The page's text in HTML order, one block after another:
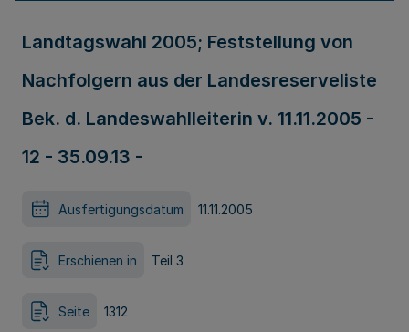
Landtagswahl 2005; Feststellung von
Nachfolgern aus der Landesreserveliste
Bek. d. Landeswahlleiterin v. 11.11.2005 -
12 - 35.09.13 -
Ausfertigungsdatum 11.11.2005
Erschienen in Teil 3
Seite 1312